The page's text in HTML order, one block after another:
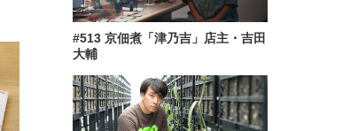
#513 京佃煮「津乃吉」店主・吉田
大輔